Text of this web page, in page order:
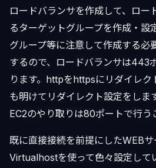
ロードバランサを作成して、ロー
るターゲットグループを作成・設
グループ等に注意して作成する必
するので、ロードバランサは443
ります。httpをhttpsにリダイレ
も明けてリダイレクト設定をしま
EC2のやり取りは80ポートで行う
既に直接接続を前提にしたWEBサ
Virtualhostを使って色々設定して